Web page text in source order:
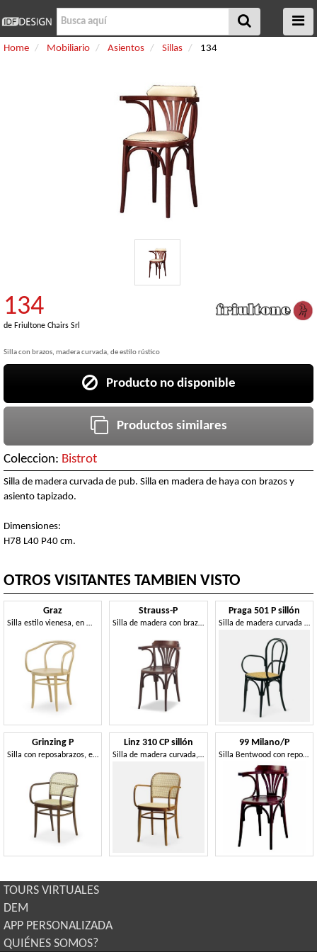
Home Mobiliario Asientos Sillas 134
134
de Friultone Chairs Srl
Silla con brazos, madera curvada, de estilo rústico
Producto no disponible
Productos similares
Coleccion: Bistrot
Silla de madera curvada de pub. Silla en madera de haya con brazos y
asiento tapizado.
Dimensiones:
H78 L40 P40 cm.
OTROS VISITANTES TAMBIEN VISTO
Graz
Silla estilo vienesa, en madera curvada.
Strauss-P
Silla de madera con brazos, estilo vienés
Praga 501 P sillón
Silla de madera curvada al vapor, con reposabrazos
Grinzing P
Silla con reposabrazos, en madera y paja de Viena
Linz 310 CP sillón
Silla de madera curvada, con asiento y respaldo tejido en paja de Viena
99 Milano/P
Silla Bentwood con reposabrazos
TOURS VIRTUALES
DEM
APP PERSONALIZADA
QUIÉNES SOMOS?